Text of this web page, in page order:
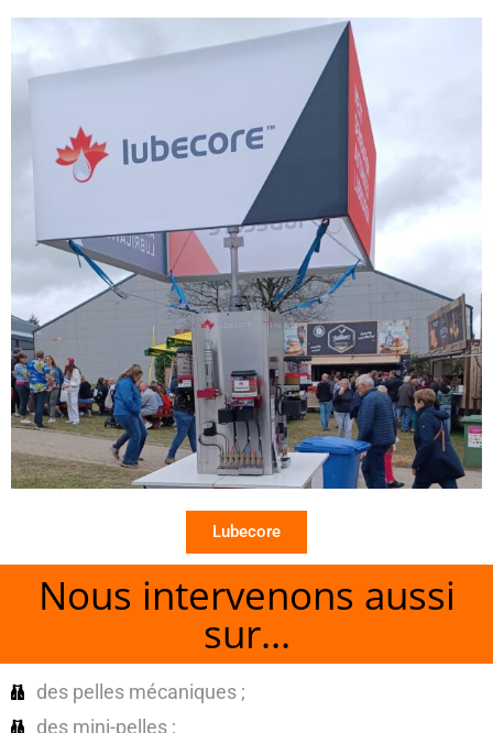
Lubecore
Nous intervenons aussi
sur...
des pelles mécaniques ;
des mini-pelles ;